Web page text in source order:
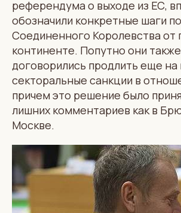
референдума о выходе из ЕС,
обозначили конкретные шаги
Соединенного Королевства от
континенте. Попутно они также
договорились продлить еще на
секторальные санкции в
причем это решение было
лишних комментариев как в
Москве.